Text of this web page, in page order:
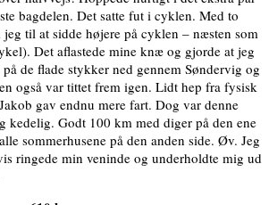
bagdelen. Det satte fut i cyklen. Med to
til at sidde højere på cyklen – næsten som
Det aflastede mine knæ og gjorde at jeg
de flade stykker ned gennem Søndervig og
også var tittet frem igen. Lidt hep fra fysisk
gav endnu mere fart. Dog var denne
kedelig. Godt 100 km med diger på den ene
sommerhusene på den anden side. Øv. Jeg
ringede min veninde og underholdte mig ud